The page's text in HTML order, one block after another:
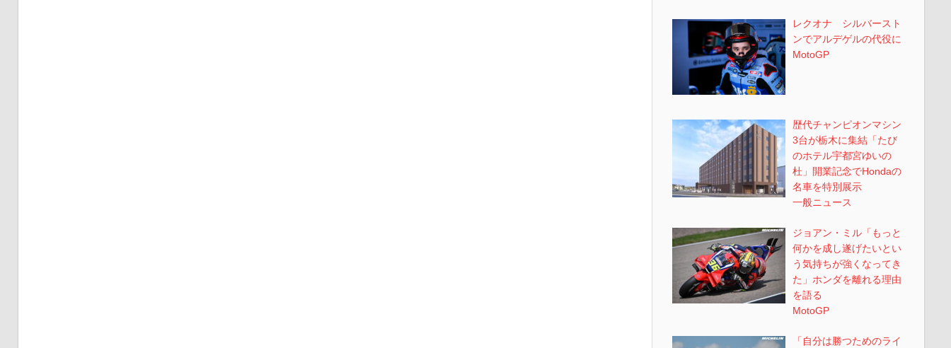
レクオナ シルバースト
ンでアルデゲルの代役に
MotoGP
歴代チャンピオンマシン
3台が栃木に集結「たび
のホテル宇都宮ゆいの
杜」開業記念でHondaの
名車を特別展示
一般ニュース
ジョアン・ミル「もっと
何かを成し遂げたいとい
う気持ちが強くなってき
た」ホンダを離れる理由
を語る
MotoGP
「自分は勝つためのライ